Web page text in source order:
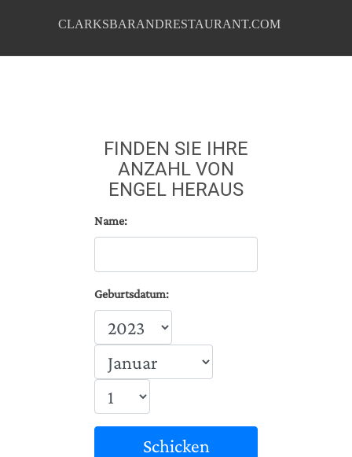
CLARKSBARANDRESTAURANT.COM
FINDEN SIE IHRE
ANZAHL VON
ENGEL HERAUS
Name:
Geburtsdatum:
Schicken